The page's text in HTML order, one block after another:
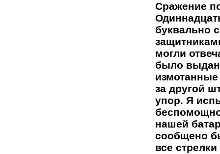
Сражение
буквально
могли
было
измотанные
за другой
упор. Я
нашей
сообщено
все